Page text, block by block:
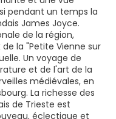
pendant un temps la
James Joyce.
de la région,
la "Petite Vienne sur
Un voyage de
et de l'art de la
médiévales, en
La richesse des
de Trieste est
éclectique et